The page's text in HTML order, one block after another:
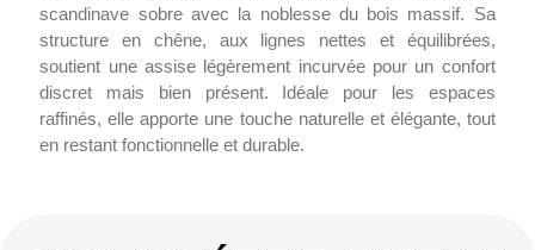
scandinave sobre avec la noblesse du bois massif. Sa
structure en chêne, aux lignes nettes et équilibrées,
soutient une assise légèrement incurvée pour un confort
discret mais bien présent. Idéale pour les espaces
raffinés, elle apporte une touche naturelle et élégante, tout
en restant fonctionnelle et durable.